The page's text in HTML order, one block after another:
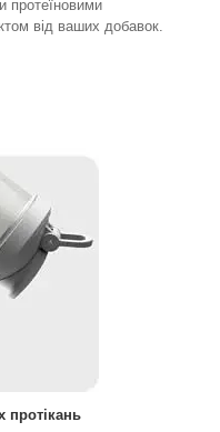
протеїновими
від ваших добавок.
протікань